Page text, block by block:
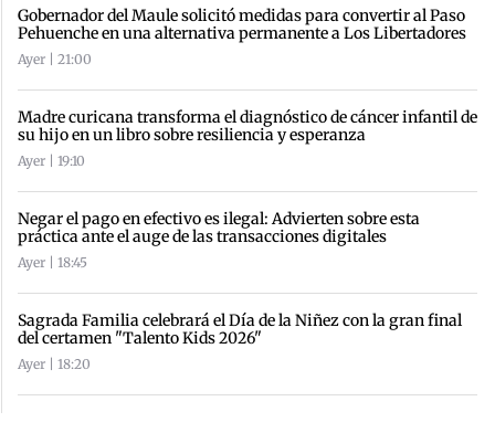
Gobernador del Maule solicitó medidas para convertir al Paso
Pehuenche en una alternativa permanente a Los Libertadores
Ayer | 21:00
Madre curicana transforma el diagnóstico de cáncer infantil de
su hijo en un libro sobre resiliencia y esperanza
Ayer | 19:10
Negar el pago en efectivo es ilegal: Advierten sobre esta
práctica ante el auge de las transacciones digitales
Ayer | 18:45
Sagrada Familia celebrará el Día de la Niñez con la gran final
del certamen "Talento Kids 2026"
Ayer | 18:20